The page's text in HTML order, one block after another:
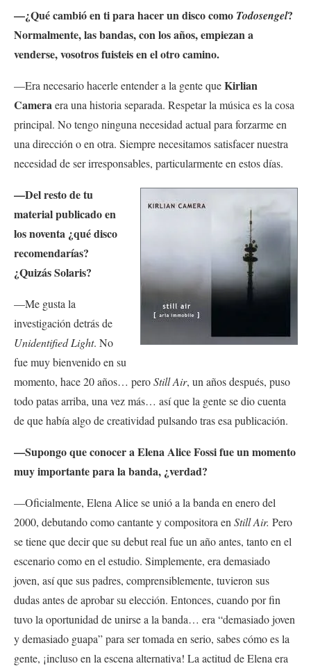
—¿Qué cambió en ti para hacer un disco como Todosengel?
Normalmente, las bandas, con los años, empiezan a
venderse, vosotros fuisteis en el otro camino.
—Era necesario hacerle entender a la gente queKirlian
Cameraera una historia separada. Respetar la música es la cosa
principal. No tengo ninguna necesidad actual para forzarme en
una dirección o en otra. Siempre necesitamos satisfacer nuestra
necesidad de ser irresponsables, particularmente en estos días.
—Del resto de tu
material publicado en
los noventa ¿qué disco
recomendarías?
¿Quizás Solaris?
—Me gusta la
investigación detrás de
Unidentified Light. No
fue muy bienvenido en su
momento, hace 20 años… peroStill Air, un años después, puso
todo patas arriba, una vez más… así que la gente se dio cuenta
de que había algo de creatividad pulsando tras esa publicación.
—Supongo que conocer a Elena Alice Fossi fue un momento
muy importante para la banda, ¿verdad?
—Oficialmente, Elena Alice se unió a la banda en enero del
2000, debutando como cantante y compositora en Still Air. Pero
se tiene que decir que su debut real fue un año antes, tanto en el
escenario como en el estudio. Simplemente, era demasiado
joven, así que sus padres, comprensiblemente, tuvieron sus
dudas antes de aprobar su elección. Entonces, cuando por fin
tuvo la oportunidad de unirse a la banda… era “demasiado joven
y demasiado guapa” para ser tomada en serio, sabes cómo es la
gente, ¡incluso en la escena alternativa! La actitud de Elena era